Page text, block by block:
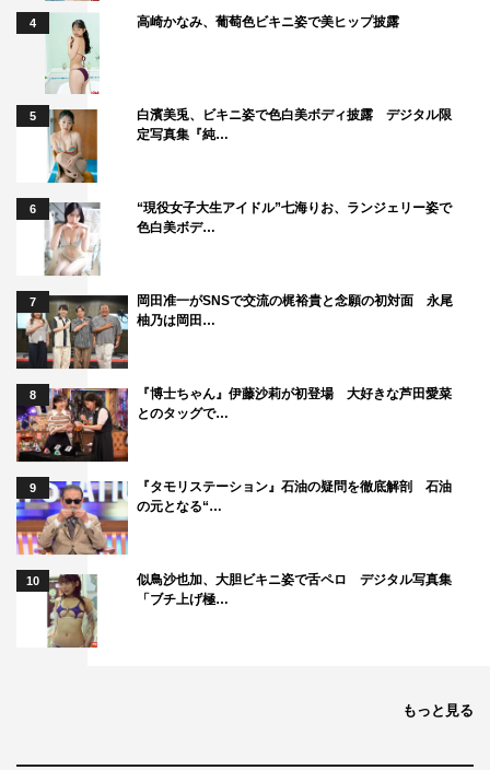
2020年10月6日スタート
毎週（火）後10時54分～11時
＜出演＞
初回ゲスト：渡辺直美
＜ナレーション＞
井上清華（フジテレビアナウンサー）
番組公式Instagram：@featuresjp
©フジテレビ
4 高崎かなみ、葡萄色ビキニ姿で美ヒップ披露
5
白濱美兎、ビキニ姿で色白美ボディ披露 デジタル限
定写真集『純…
6
“現役女子大生アイドル”七海りお、ランジェリー姿で
色白美ボデ…
7
岡田准一がSNSで交流の梶裕貴と念願の初対面 永尾
柚乃は岡田…
8
『博士ちゃん』伊藤沙莉が初登場 大好きな芦田愛菜
とのタッグで…
9
『タモリステーション』石油の疑問を徹底解剖 石油
の元となる“…
10
似鳥沙也加、大胆ビキニ姿で舌ペロ デジタル写真集
「ブチ上げ極…
もっと見る